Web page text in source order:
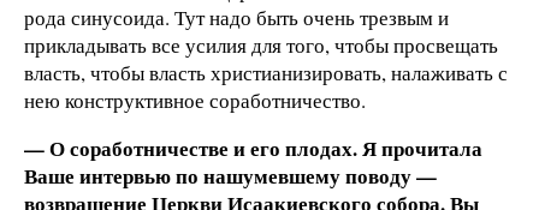
рода синусоида. Тут надо быть очень трезвым и
прикладывать все усилия для того, чтобы просвещать
власть, чтобы власть христианизировать, налаживать с
нею конструктивное соработничество.
— О соработничестве и его плодах. Я прочитала
Ваше интервью по нашумевшему поводу —
возвращение Церкви Исаакиевского собора. Вы